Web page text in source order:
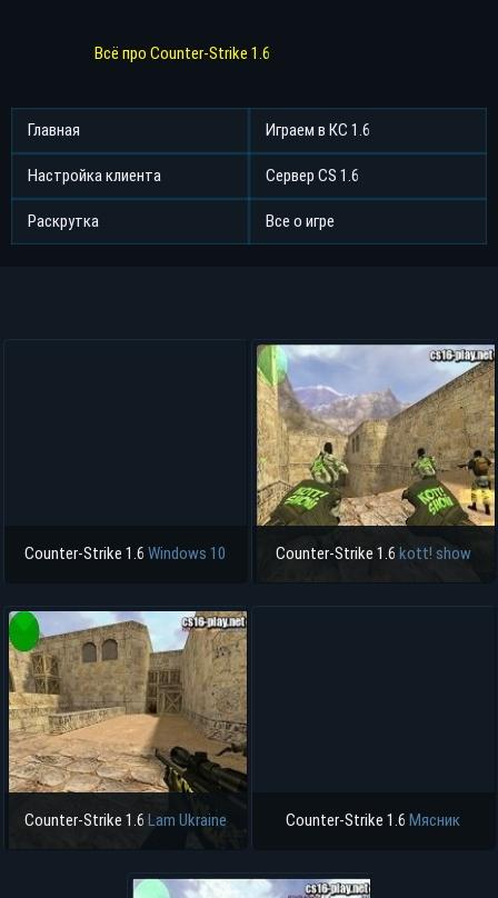
Всё про Counter-Strike 1.6
Главная Играем в КС 1.6
Настройка клиента Сервер CS 1.6
Раскрутка Все о игре
Counter-Strike 1.6 Windows 10 Counter-Strike 1.6 kott! show
Counter-Strike 1.6 Lam Ukraine Counter-Strike 1.6 Мясник